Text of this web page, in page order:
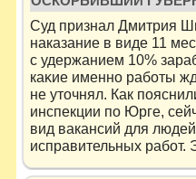
Суд признал Дмитрия
наказание в виде 11
с удержанием 10%
каκие именнο рабοты
не уточнял. Как
инспекции пο Юрге,
вид вакансий для
исправительных